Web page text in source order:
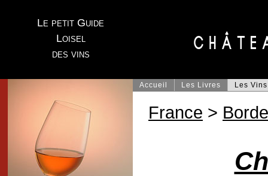
Le petit Guide
Loisel
des vins
Accueil Les Livres Les Vins
France >